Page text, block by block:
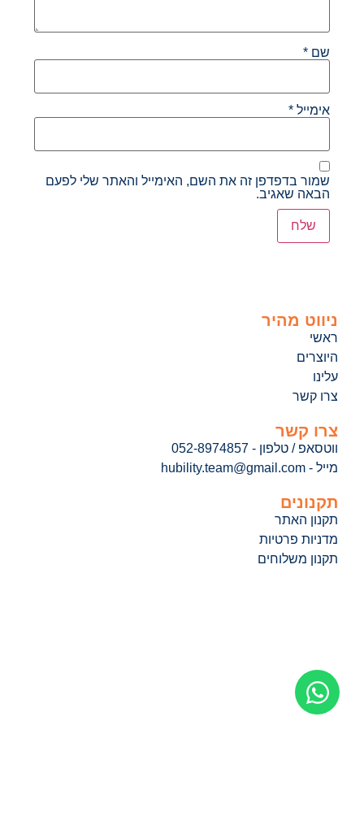
שם*
אימייל*
שמור בדפדפן זה את השם, האימייל והאתר שלי לפעם
הבאה שאגיב.
ניווט מהיר
ראשי
היוצרים
עלינו
צרו קשר
צרו קשר
ווטסאפ / טלפון - 052-8974857
מייל - hubility.team@gmail.com
תקנונים
תקנון האתר
מדניות פרטיות
תקנון משלוחים